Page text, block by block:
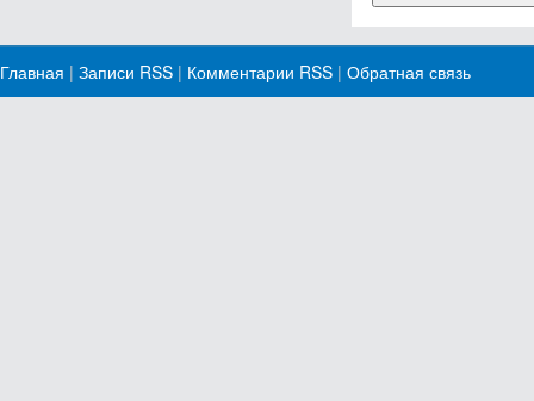
Главная | Записи RSS | Комментарии RSS | Обратная связь